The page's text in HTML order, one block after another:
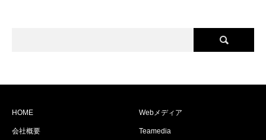
HOME
会社概要
Webメディア
Teamedia